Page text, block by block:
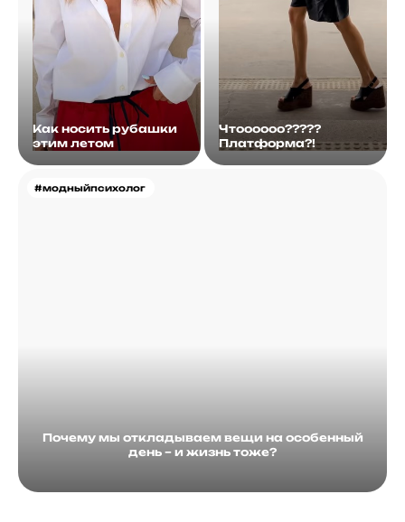
Как носить рубашки
этим летом
Чтоооооо?????
Платформа?!
#модныйпсихолог
Почему мы откладываем вещи на особенный
день – и жизнь тоже?